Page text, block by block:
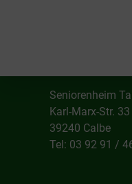
Seniorenheim
Karl-Marx-Str. 33
39240 Calbe
Tel: 03 92 91 /